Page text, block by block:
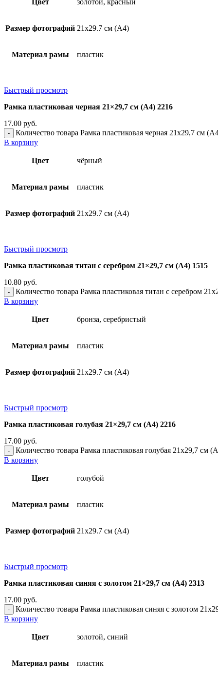
Цвет золотой, красный
Размер фотографий 21х29.7 см (А4)
Материал рамы пластик
Быстрый просмотр
Рамка пластиковая черная 21×29,7 см (А4) 2216
17.00 руб.
Количество товара Рамка пластиковая черная 21x29,7 см
В корзину
Цвет чёрный
Материал рамы пластик
Размер фотографий 21х29.7 см (А4)
Быстрый просмотр
Рамка пластиковая титан с серебром 21×29,7 см (А4) 1515
10.80 руб.
Количество товара Рамка пластиковая титан с серебром
В корзину
Цвет бронза, серебристый
Материал рамы пластик
Размер фотографий 21х29.7 см (А4)
Быстрый просмотр
Рамка пластиковая голубая 21×29,7 см (А4) 2216
17.00 руб.
Количество товара Рамка пластиковая голубая 21x29,7 см
В корзину
Цвет голубой
Материал рамы пластик
Размер фотографий 21х29.7 см (А4)
Быстрый просмотр
Рамка пластиковая синяя с золотом 21×29,7 см (А4) 2313
17.00 руб.
Количество товара Рамка пластиковая синяя с золотом
В корзину
Цвет золотой, синий
Материал рамы пластик